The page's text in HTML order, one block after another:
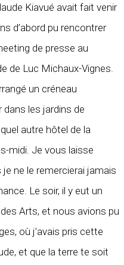
Kiavué avait fait venir
d’abord pu rencontrer
de presse au
de Luc Michaux-Vignes.
un créneau
dans les jardins de
autre hôtel de la
midi. Je vous laisse
je ne le remercierai jamais
Le soir, il y eut un
Arts, et nous avions pu
où j’avais pris cette
et que la terre te soit